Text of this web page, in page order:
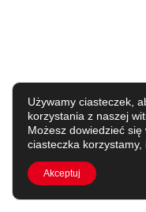
Używamy ciasteczek,
korzystania z naszej
Możesz dowiedzieć
ciasteczka korzystamy,
Akceptuj